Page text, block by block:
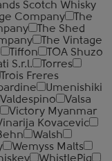
Scotch Whisky
Company
The
The Shed
The Vintage
Tiffon
TOA Shuzo
S.r.l.
Torres
Trois Freres
Umenishiki
Valdespino
Valsa
Victory Myanmar
Kovacevic
Walsh
Wemyss Malts